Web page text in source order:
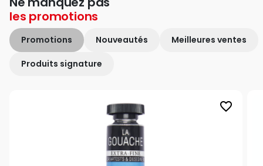
les promotions
Promotions Nouveautés Meilleures ventes
Produits signature
favorite_border